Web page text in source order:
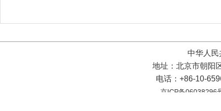
中华人
地址：北京市朝阳
电话：+86-10-
京ICP备06038296